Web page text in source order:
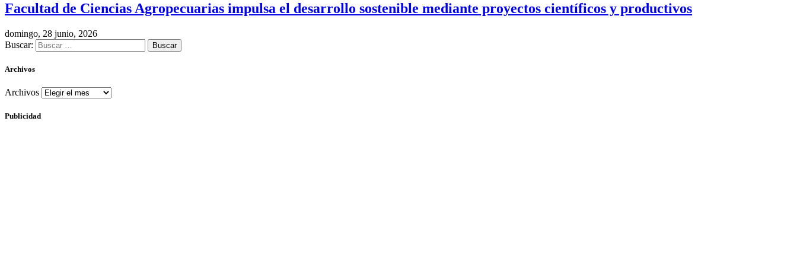
Facultad de Ciencias Agropecuarias impulsa el desarrollo sostenible mediante proyectos científicos y productivos
domingo, 28 junio, 2026
Buscar:
Archivos
Archivos
Publicidad